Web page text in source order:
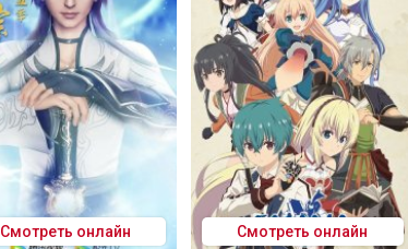
Смотреть онлайн Смотреть онлайн